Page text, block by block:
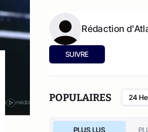
Rédaction
SUIVRE
POPULAIRES 24
PLUS LUS